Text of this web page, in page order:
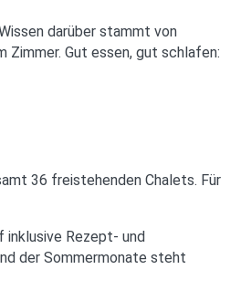
darüber stammt von
Zimmer. Gut essen, gut schlafen:
36 freistehenden Chalets. Für
inklusive Rezept- und
der Sommermonate steht